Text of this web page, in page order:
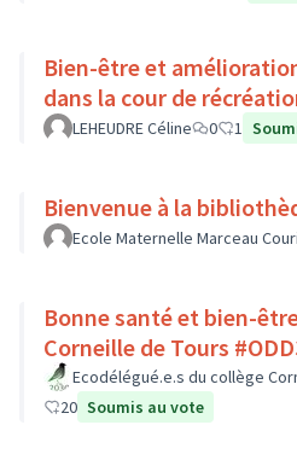
Bien-être et
dans la cour de
LEHEUDRE Céline 0 1
Bienvenue à la
Ecole Maternelle Marceau
Bonne santé et bien-
Corneille de Tours
Ecodélégué.e.s du collège
20 Soumis au vote